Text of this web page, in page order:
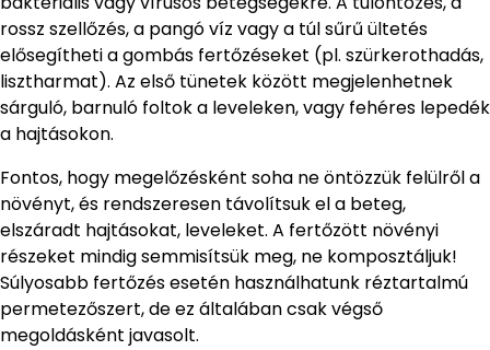
rossz szellőzés, a pangó víz vagy a túl sűrű ültetés
elősegítheti a gombás fertőzéseket (pl. szürkerothadás,
lisztharmat). Az első tünetek között megjelenhetnek
sárguló, barnuló foltok a leveleken, vagy fehéres lepedék
a hajtásokon.
Fontos, hogy megelőzésként soha ne öntözzük felülről a
növényt, és rendszeresen távolítsuk el a beteg,
elszáradt hajtásokat, leveleket. A fertőzött növényi
részeket mindig semmisítsük meg, ne komposztáljuk!
Súlyosabb fertőzés esetén használhatunk réztartalmú
permetezőszert, de ez általában csak végső
megoldásként javasolt.